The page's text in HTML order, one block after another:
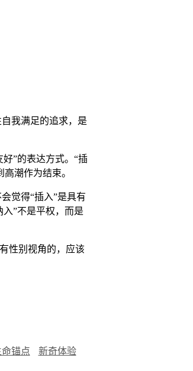
我满足的追求，是
”的表达方式。“插
潮作为结束。
觉得“插入”是具有
”不是平权，而是
性别视角的，应该
命锚点
新奇体验